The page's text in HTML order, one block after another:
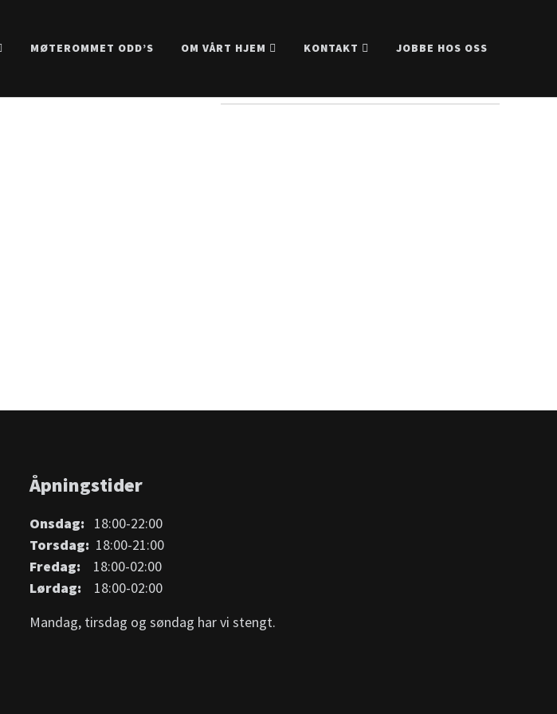
MØTEROMMET ODD’S OM VÅRT HJEM KONTAKT JOBBE HOS OSS
Åpningstider
Onsdag: 18:00-22:00
Torsdag: 18:00-21:00
Fredag: 18:00-02:00
Lørdag: 18:00-02:00
Mandag, tirsdag og søndag har vi stengt.